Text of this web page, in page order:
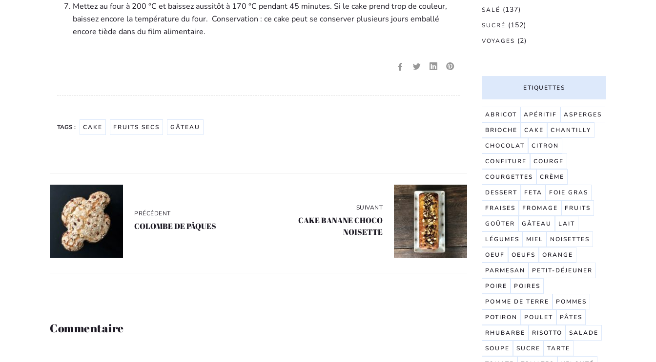
Mettez au four à 200 °C et baissez aussitôt à 170 °C pendant 45 minutes. Si le cake prend trop de couleur,
baissez encore la température du four. Conservation : ce cake peut se conserver plusieurs jours emballé
encore tiède dans du film alimentaire.
TAGS : CAKE FRUITS SECS GÂTEAU
Navigation
l’article
PRÉCÉDENT
COLOMBE DE PÂQUES
SUIVANT
CAKE BANANE CHOCO
NOISETTE
Commentaire
SALÉ (137)
SUCRÉ (152)
VOYAGES (2)
ETIQUETTES
ABRICOT APÉRITIF
ASPERGES
BRIOCHE
CAKE
CHANTILLY
CHOCOLAT
CITRON
CONFITURE
COURGE
COURGETTES
CRÈME
DESSERT
FETA
FOIE GRAS
FRAISES
FROMAGE
FRUITS
GOÛTER
GÂTEAU
LAIT
LÉGUMES
MIEL
NOISETTES
OEUF
OEUFS
ORANGE
PARMESAN
PETIT-DÉJEUNER
POIRE
POIRES
POMME DE TERRE
POMMES
POTIRON
POULET
PÂTES
RHUBARBE
RISOTTO
SALADE
SOUPE
SUCRE
TARTE